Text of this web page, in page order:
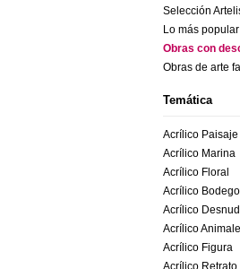
Selección
Lo más popular
Obras con
Obras de arte
Temática
Acrílico Paisaje
Acrílico Marina
Acrílico Floral
Acrílico
Acrílico
Acrílico
Acrílico Figura
Acrílico Retrato